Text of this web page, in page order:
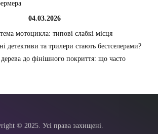
04.03.2026
мотоцикла: типові слабкі місця
детективи та трилери стають бестселерами?
дерева до фінішного покриття: що часто
© 2025. Усі права захищені.